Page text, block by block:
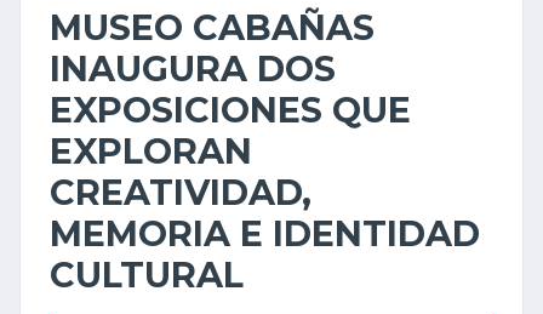
MUSEO CABAÑAS
INAUGURA DOS
EXPOSICIONES QUE
EXPLORAN
CREATIVIDAD,
MEMORIA E IDENTIDAD
CULTURAL